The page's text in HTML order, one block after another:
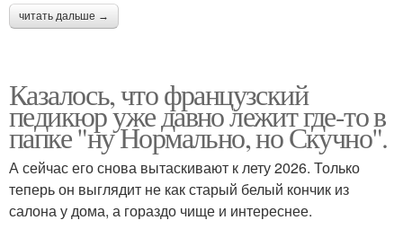
читать дальше →
Казалось, что французский
педикюр уже давно лежит где-то в
папке "ну Нормально, но Скучно".
А сейчас его снова вытаскивают к лету 2026. Только
теперь он выглядит не как старый белый кончик из
салона у дома, а гораздо чище и интереснее.